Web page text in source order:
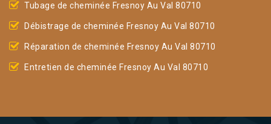
Tubage de cheminée Fresnoy Au Val 80710
Débistrage de cheminée Fresnoy Au Val 80710
Réparation de cheminée Fresnoy Au Val 80710
Entretien de cheminée Fresnoy Au Val 80710